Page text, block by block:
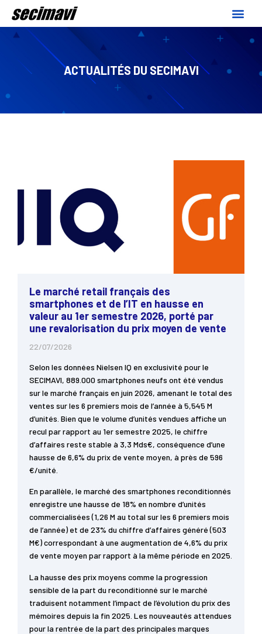
ACTUALITÉS DU SECIMAVI
Le marché retail français des
smartphones et de l’IT en hausse en
valeur au 1er semestre 2026, porté par
une revalorisation du prix moyen de vente
22/07/2026
Selon les données Nielsen IQ en exclusivité pour le
SECIMAVI, 889.000 smartphones neufs ont été vendus
sur le marché français en juin 2026, amenant le total des
ventes sur les 6 premiers mois de l’année à 5,545 M
d’unités. Bien que le volume d’unités vendues affiche un
recul par rapport au 1er semestre 2025, le chiffre
d’affaires reste stable à 3,3 Mds€, conséquence d’une
hausse de 6,6% du prix de vente moyen, à près de 596
€/unité.
En parallèle, le marché des smartphones reconditionnés
enregistre une hausse de 18% en nombre d’unités
commercialisées (1,26 M au total sur les 6 premiers mois
de l’année) et de 23% du chiffre d’affaires généré (503
M€) correspondant à une augmentation de 4,6% du prix
de vente moyen par rapport à la même période en 2025.
La hausse des prix moyens comme la progression
sensible de la part du reconditionné sur le marché
traduisent notamment l’impact de l’évolution du prix des
mémoires depuis la fin 2025. Les nouveautés attendues
pour la rentrée de la part des principales marques